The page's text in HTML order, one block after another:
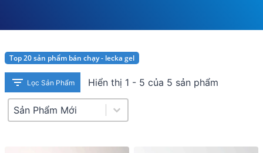
Top 20 sản phẩm bán chạy - lecka gel
Lọc Sản Phẩm Hiển thị 1 - 5 của 5 sản phẩm
Product Sort
Sort content